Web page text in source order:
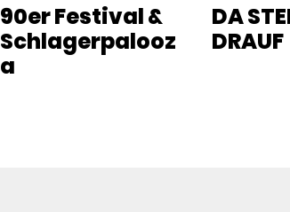
90er Festival &
Schlagerpalooz
a
DA
DRAUF